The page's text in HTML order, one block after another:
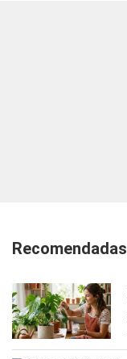
Recomendadas